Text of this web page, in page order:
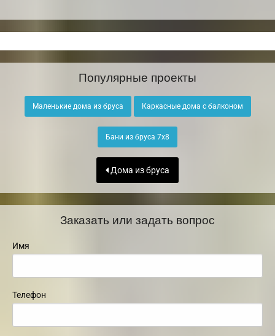
Популярные проекты
Маленькие дома из бруса Каркасные дома с балконом
Бани из бруса 7х8
Дома из бруса
Заказать или задать вопрос
Имя
Телефон